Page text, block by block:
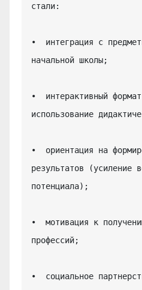
стали:
•  интеграция с
начальной школы;
•  интерактивный
использование
•  ориентация на
результатов (усиление
потенциала);
•  мотивация к
профессий;
•  социальное